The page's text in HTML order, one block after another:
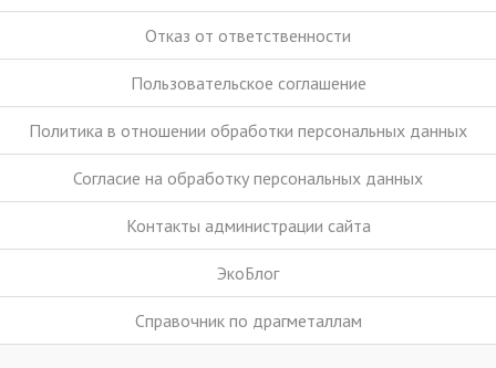
Отказ от ответственности
Пользовательское соглашение
Политика в отношении обработки персональных данных
Согласие на обработку персональных данных
Контакты администрации сайта
ЭкоБлог
Справочник по драгметаллам